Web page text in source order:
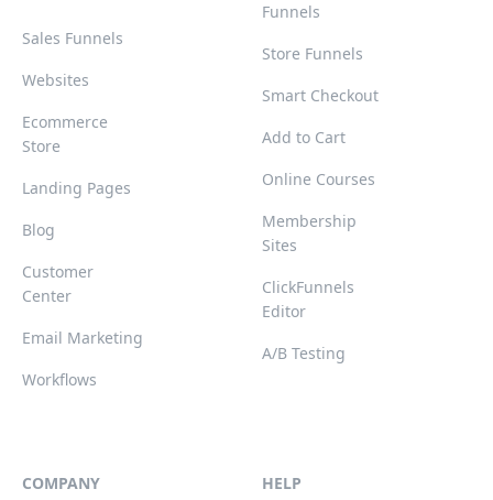
Sales Funnels
Websites
Ecommerce
Store
Landing Pages
Blog
Customer
Center
Email Marketing
Workflows
Funnels
Store Funnels
Smart Checkout
Add to Cart
Online Courses
Membership
Sites
ClickFunnels
Editor
A/B Testing
COMPANY HELP